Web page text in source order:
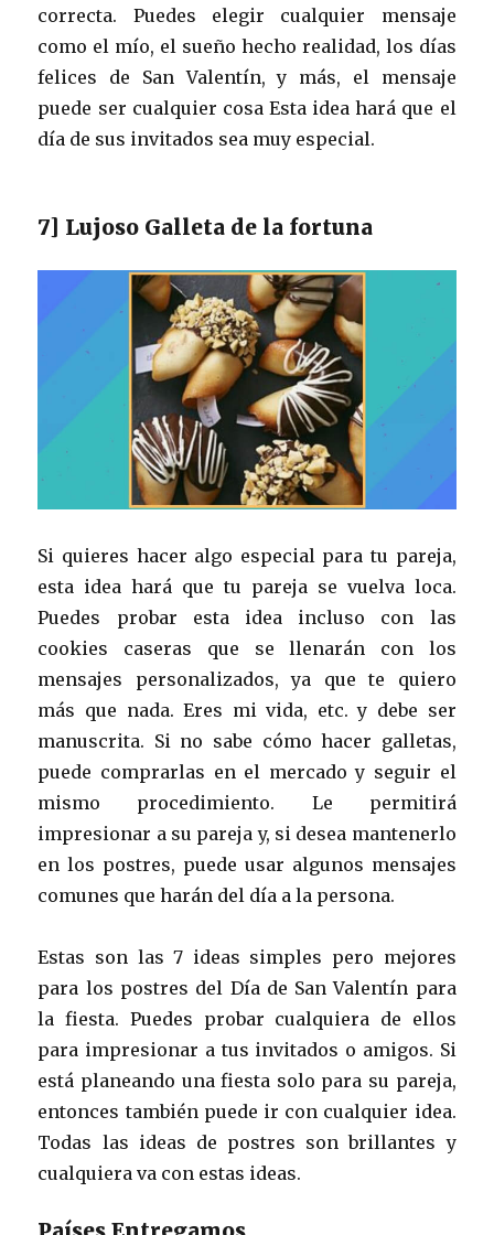
correcta. Puedes elegir cualquier mensaje
como el mío, el sueño hecho realidad, los días
felices de San Valentín, y más, el mensaje
puede ser cualquier cosa Esta idea hará que el
día de sus invitados sea muy especial.
7] Lujoso Galleta de la fortuna
Si quieres hacer algo especial para tu pareja,
esta idea hará que tu pareja se vuelva loca.
Puedes probar esta idea incluso con las
cookies caseras que se llenarán con los
mensajes personalizados, ya que te quiero
más que nada. Eres mi vida, etc. y debe ser
manuscrita. Si no sabe cómo hacer galletas,
puede comprarlas en el mercado y seguir el
mismo procedimiento. Le permitirá
impresionar a su pareja y, si desea mantenerlo
en los postres, puede usar algunos mensajes
comunes que harán del día a la persona.
Estas son las 7 ideas simples pero mejores
para los postres del Día de San Valentín para
la fiesta. Puedes probar cualquiera de ellos
para impresionar a tus invitados o amigos. Si
está planeando una fiesta solo para su pareja,
entonces también puede ir con cualquier idea.
Todas las ideas de postres son brillantes y
cualquiera va con estas ideas.